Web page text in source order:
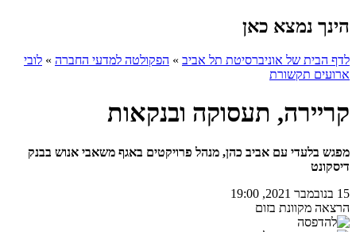
הינך נמצא כאן
לדף הבית של אוניברסיטת תל אביב » הפקולטה למדעי החברה » לובי
ארועים תקשורת
קריירה, תעסוקה ובנקאות
מפגש בלעדי עם אביב כהן, מנהל פרויקטים באגף משאבי אנוש בבנק
דיסקונט
15 בנובמבר 2021, 19:00
הרצאה מקוונת בזום